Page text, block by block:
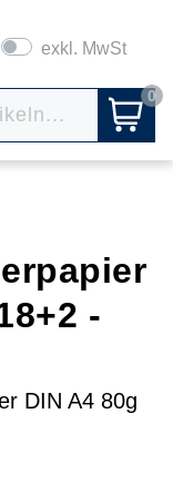
exkl. MwSt
0
-
DIN A4 80g